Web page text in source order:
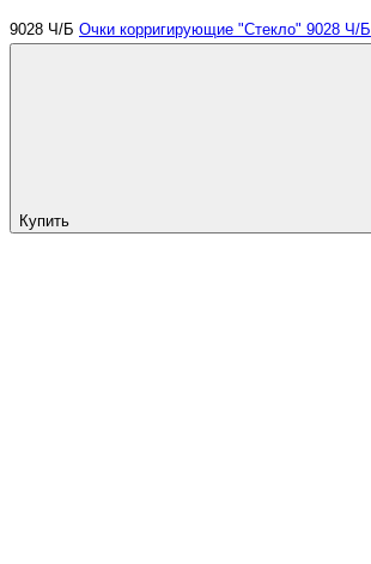
9028 Ч/Б Очки корригирующие "Стекло" 9028 Ч/Б
Купить